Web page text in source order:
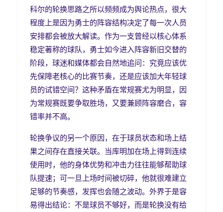
科尔的轮换思路之所以频频成为舆论热点，很大
程度上是因为勇士的阵容结构决定了每一次人员
安排都会被放大解读。作为一支曾经以核心体系
稳定著称的球队，勇士如今进入阵容新旧交替的
阶段，球迷和媒体都会自然地追问：究竟应该优
先保障老核心的比赛节奏，还是应该加大年轻球
员的试错空间？这种矛盾在常规赛尤为明显，因
为常规赛既要争取胜场，又要兼顾阵容磨合，容
错率并不高。
轮换争议的另一个原因，在于球员状态和场上结
果之间存在直接关联。当库明加在场上得到连续
使用时，他的身体优势和冲击力往往能够帮助球
队提速；可一旦上场时间被切碎，他就很难建立
足够的节奏感，发挥也会随之波动。外界于是容
易得出结论：不是球员不够好，而是轮换没有给